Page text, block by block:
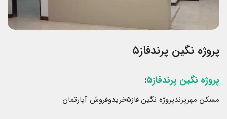
پروژه نگین پرندفاز۵
پروژه نگین پرندفاز۵ :
مسکن مهرپرندپروژه نگین فاز۵خریدوفروش آپارتمان